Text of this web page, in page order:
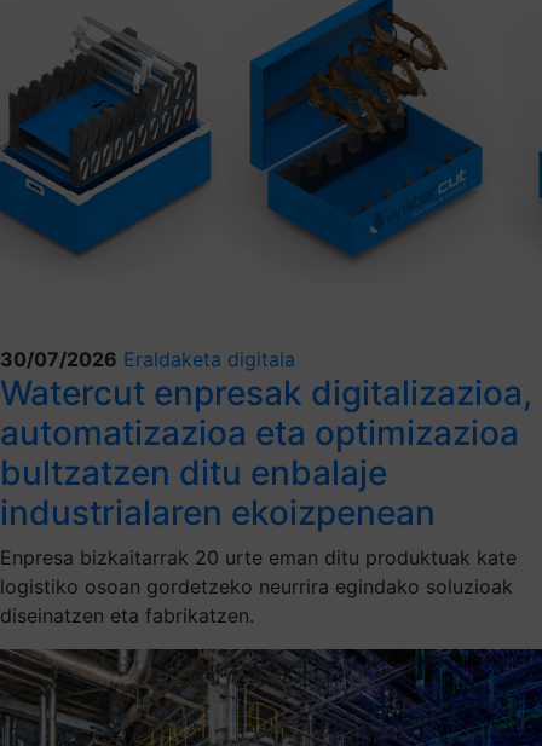
30/07/2026 Eraldaketa digitala
Watercut enpresak digitalizazioa,
automatizazioa eta optimizazioa
bultzatzen ditu enbalaje
industrialaren ekoizpenean
Enpresa bizkaitarrak 20 urte eman ditu produktuak kate
logistiko osoan gordetzeko neurrira egindako soluzioak
diseinatzen eta fabrikatzen.